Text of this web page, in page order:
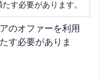
す必要があります。
のオファーを利用
す必要がありま